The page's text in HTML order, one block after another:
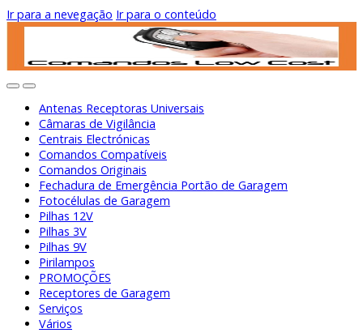
Ir para a nevegação Ir para o conteúdo
Antenas Receptoras Universais
Câmaras de Vigilância
Centrais Electrónicas
Comandos Compatíveis
Comandos Originais
Fechadura de Emergência Portão de Garagem
Fotocélulas de Garagem
Pilhas 12V
Pilhas 3V
Pilhas 9V
Pirilampos
PROMOÇÕES
Receptores de Garagem
Serviços
Vários